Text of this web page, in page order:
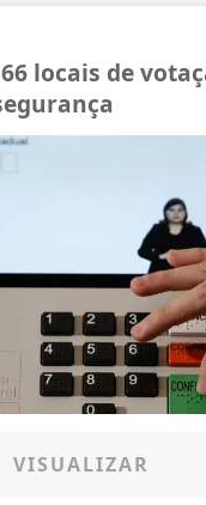
66 locais de
VISUALIZAR